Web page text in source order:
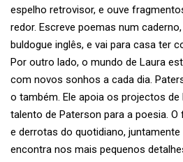
espelho retrovisor, e ouve
redor. Escreve poemas num
buldogue inglês, e vai para casa ter
Por outro lado, o mundo de Laura
com novos sonhos a cada dia.
o também. Ele apoia os projectos de
talento de Paterson para a poesia.
e derrotas do quotidiano,
encontra nos mais pequenos